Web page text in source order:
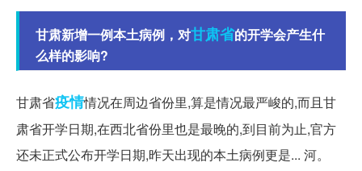
甘肃新增一例本土病例，对甘肃省的开学会产生什
么样的影响?
甘肃省疫情情况在周边省份里,算是情况最严峻的,而且甘
肃省开学日期,在西北省份里也是最晚的,到目前为止,官方
还未正式公布开学日期,昨天出现的本土病例更是... 河。